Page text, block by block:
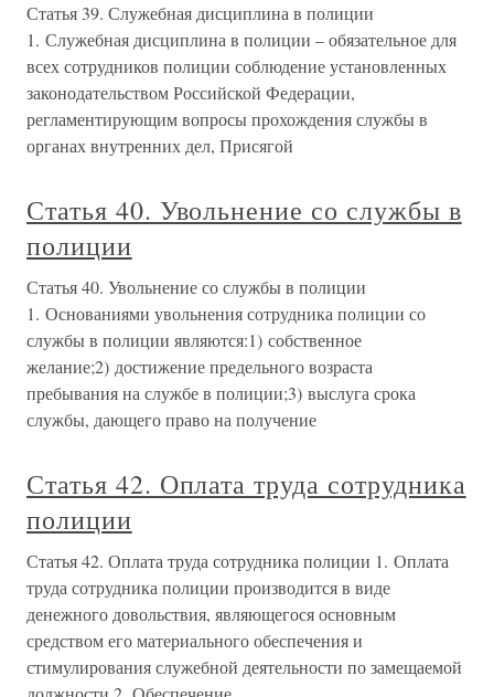
Статья 39. Служебная дисциплина в полиции
1. Служебная дисциплина в полиции – обязательное для
всех сотрудников полиции соблюдение установленных
законодательством Российской Федерации,
регламентирующим вопросы прохождения службы в
органах внутренних дел, Присягой
Статья 40. Увольнение со службы в
полиции
Статья 40. Увольнение со службы в полиции
1. Основаниями увольнения сотрудника полиции со
службы в полиции являются:1) собственное
желание;2) достижение предельного возраста
пребывания на службе в полиции;3) выслуга срока
службы, дающего право на получение
Статья 42. Оплата труда сотрудника
полиции
Статья 42. Оплата труда сотрудника полиции 1. Оплата
труда сотрудника полиции производится в виде
денежного довольствия, являющегося основным
средством его материального обеспечения и
стимулирования служебной деятельности по замещаемой